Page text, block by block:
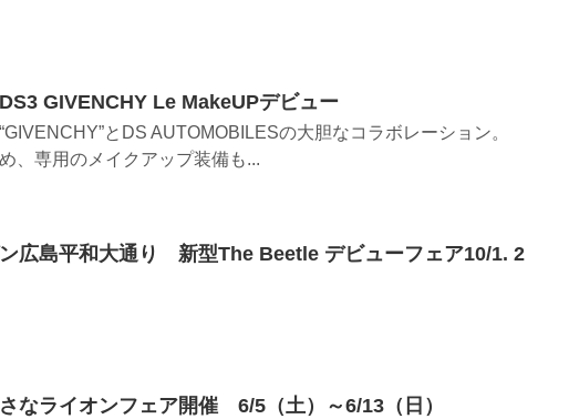
GIVENCHY Le MakeUPデビュー
とDS AUTOMOBILESの大胆なコラボレーション。
、専用のメイクアップ装備も...
広島平和大通り 新型The Beetle デビューフェア10/1. 2
なライオンフェア開催 6/5（土）～6/13（日）